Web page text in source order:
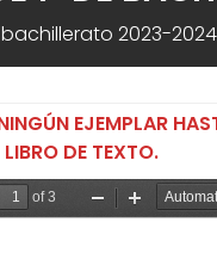
2023-2024
EJEMPLAR
DE TEXTO.